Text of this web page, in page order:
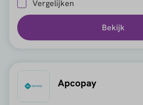
Vergelijken
Bekijk
Apcopay